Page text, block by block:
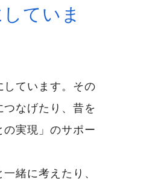
ていま
しています。その
なげたり、昔を
実現」のサポー
緒に考えたり、